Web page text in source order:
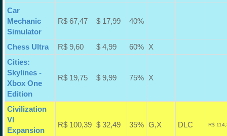
Car
Mechanic
Simulator
R$ 67,47 $ 17,99 40%
Chess Ultra R$ 9,60 $ 4,99 60%
X
Cities:
Skylines -
Xbox One
Edition
R$ 19,75 $ 9,99 75% X
Civilization
VI
Expansion
R$ 100,39 $ 32,49 35% G,X DLC R$